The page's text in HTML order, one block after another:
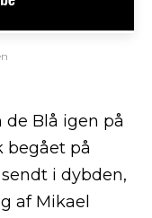
Blå igen på
begået på
i dybden,
af Mikael